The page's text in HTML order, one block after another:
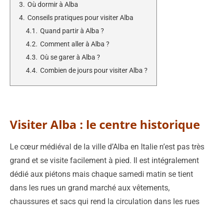
3. Où dormir à Alba
4. Conseils pratiques pour visiter Alba
4.1. Quand partir à Alba ?
4.2. Comment aller à Alba ?
4.3. Où se garer à Alba ?
4.4. Combien de jours pour visiter Alba ?
Visiter Alba : le centre historique
Le cœur médiéval de la ville d’Alba en Italie n’est pas très
grand et se visite facilement à pied. Il est intégralement
dédié aux piétons mais chaque samedi matin se tient
dans les rues un grand marché aux vêtements,
chaussures et sacs qui rend la circulation dans les rues